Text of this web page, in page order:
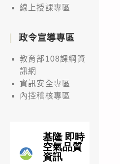
線上授課專區
政令宣導專區
教育部108課綱資
訊網
資訊安全專區
內控稽核專區